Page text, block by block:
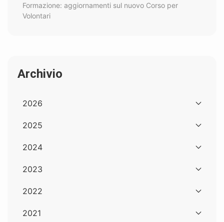
Formazione: aggiornamenti sul nuovo Corso per
Volontari
Archivio
2026
2025
2024
2023
2022
2021